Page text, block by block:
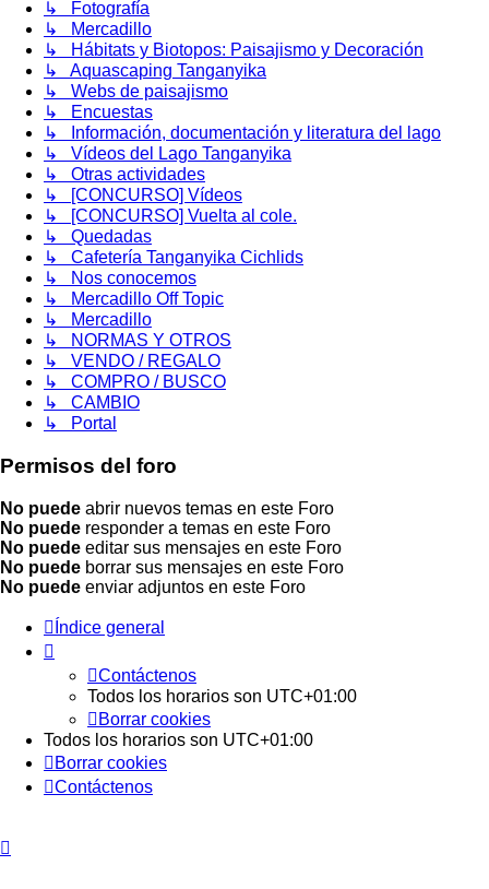
↳ Fotografía
↳ Mercadillo
↳ Hábitats y Biotopos: Paisajismo y Decoración
↳ Aquascaping Tanganyika
↳ Webs de paisajismo
↳ Encuestas
↳ Información, documentación y literatura del lago
↳ Vídeos del Lago Tanganyika
↳ Otras actividades
↳ [CONCURSO] Vídeos
↳ [CONCURSO] Vuelta al cole.
↳ Quedadas
↳ Cafetería Tanganyika Cichlids
↳ Nos conocemos
↳ Mercadillo Off Topic
↳ Mercadillo
↳ NORMAS Y OTROS
↳ VENDO / REGALO
↳ COMPRO / BUSCO
↳ CAMBIO
↳ Portal
Permisos del foro
No puede abrir nuevos temas en este Foro
No puede responder a temas en este Foro
No puede editar sus mensajes en este Foro
No puede borrar sus mensajes en este Foro
No puede enviar adjuntos en este Foro
Índice general
Contáctenos
Todos los horarios son UTC+01:00
Borrar cookies
Todos los horarios son UTC+01:00
Borrar cookies
Contáctenos